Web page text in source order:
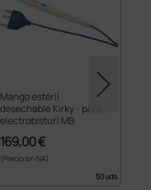
Mango estéril
desechable Kirky - para
electrobisturí MB
169,00 €
(Precio sin IVA)
50 uds.